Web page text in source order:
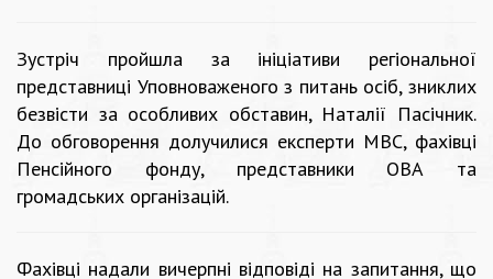
Зустріч пройшла за ініціативи регіональної
представниці Уповноваженого з питань осіб, зниклих
безвісти за особливих обставин, Наталії Пасічник.
До обговорення долучилися експерти МВС, фахівці
Пенсійного фонду, представники ОВА та
громадських організацій.
Фахівці надали вичерпні відповіді на запитання, що